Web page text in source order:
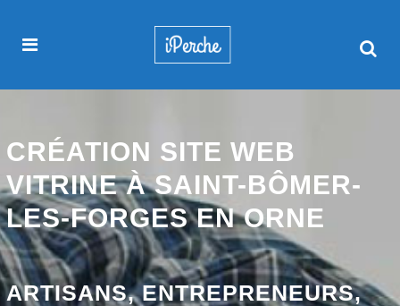
CRÉATION SITE WEB
VITRINE À SAINT-BÔMER-
LES-FORGES EN ORNE
ARTISANS, ENTREPRENEURS,